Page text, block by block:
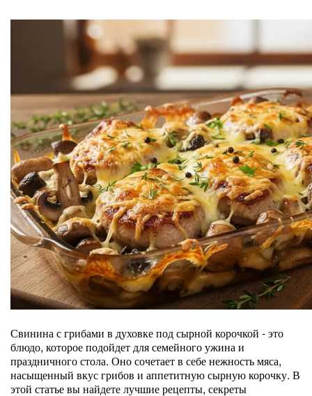
Свинина с грибами в духовке под сырной корочкой - это
блюдо, которое подойдет для семейного ужина и
праздничного стола. Оно сочетает в себе нежность мяса,
насыщенный вкус грибов и аппетитную сырную корочку. В
этой статье вы найдете лучшие рецепты, секреты